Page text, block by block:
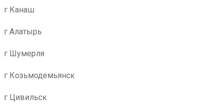
г Канаш
г Алатырь
г Шумерля
г Козьмодемьянск
г Цивильск